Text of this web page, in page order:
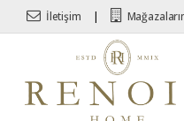
Skip to navigation
Skip to content
İletişim